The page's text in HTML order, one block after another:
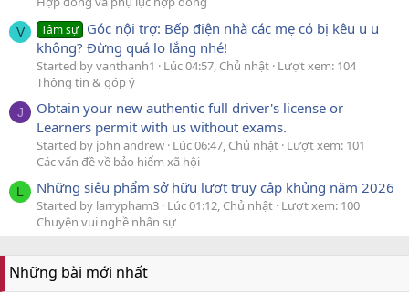
V Tâm sự Góc nội trợ: Bếp điện nhà các mẹ có bị kêu u u
không? Đừng quá lo lắng nhé!
Started by vanthanh1 Lúc 04:57, Chủ nhật Lượt xem: 104
Thông tin & góp ý
J
Obtain your new authentic full driver's license or
Learners permit with us without exams.
Started by john andrew Lúc 06:47, Chủ nhật Lượt xem: 101
Các vấn đề về bảo hiểm xã hội
L Những siêu phẩm sở hữu lượt truy cập khủng năm 2026
Started by larrypham3 Lúc 01:12, Chủ nhật Lượt xem: 100
Chuyện vui nghề nhân sự
Những bài mới nhất